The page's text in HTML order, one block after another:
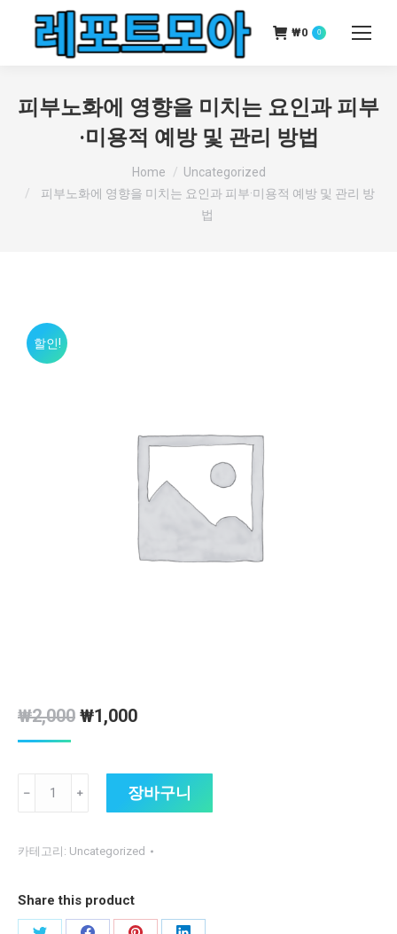
₩0 0
피부노화에 영향을 미치는 요인과 피부
·미용적 예방 및 관리 방법
Home
Uncategorized
피부노화에 영향을 미치는 요인과 피부·미용적 예방 및 관리 방
법
할인!
₩2,000 원
격:
₩1,000현
가
격:
화
영
향
﹣ ﹢ 장바구니
카테고리: Uncategorized
Share this product